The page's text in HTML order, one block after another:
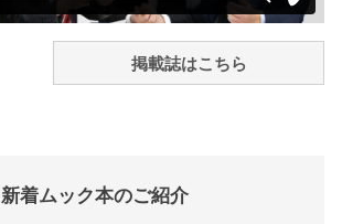
掲載誌はこちら
新着ムック本のご紹介